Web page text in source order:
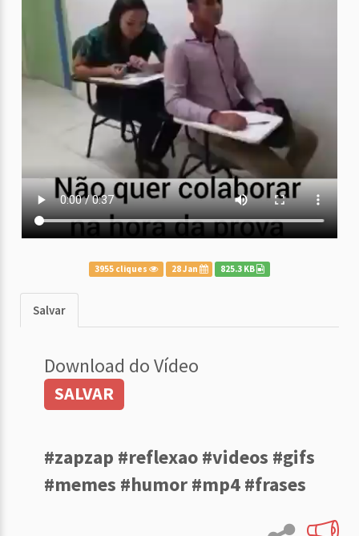
3955 cliques 28 Jan 825.3 KB
Salvar
Download do Vídeo
SALVAR
#zapzap #reflexao #videos #gifs
#memes #humor #mp4 #frases